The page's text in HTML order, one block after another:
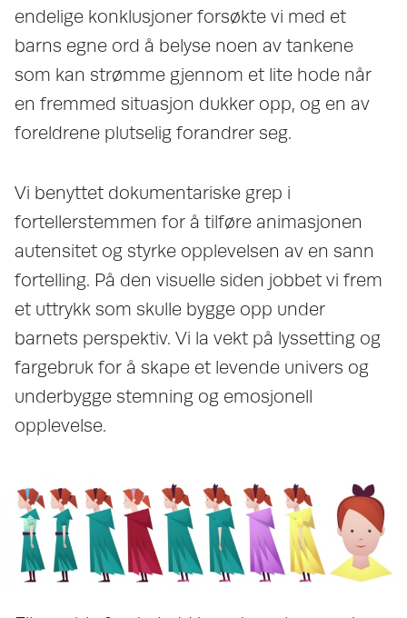
endelige konklusjoner forsøkte vi med et
barns egne ord å belyse noen av tankene
som kan strømme gjennom et lite hode når
en fremmed situasjon dukker opp, og en av
foreldrene plutselig forandrer seg.
Vi benyttet dokumentariske grep i
fortellerstemmen for å tilføre animasjonen
autensitet og styrke opplevelsen av en sann
fortelling. På den visuelle siden jobbet vi frem
et uttrykk som skulle bygge opp under
barnets perspektiv. Vi la vekt på lyssetting og
fargebruk for å skape et levende univers og
underbygge stemning og emosjonell
opplevelse.